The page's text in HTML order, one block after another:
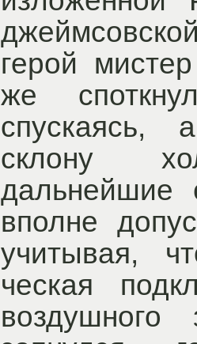
герой
же
спускаясь,
склону
вполне
учитывая,
ческая